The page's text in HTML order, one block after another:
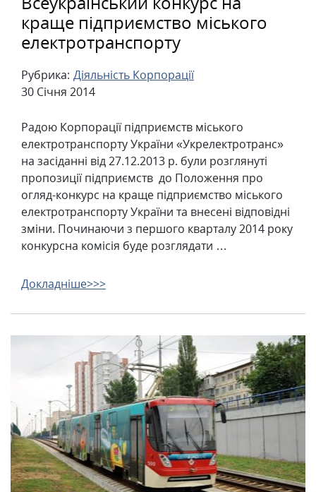
краще підприємство міського
електротранспорту
Рубрика: Діяльність Корпорації
30 Січня 2014
Радою Корпорації підприємств міського
електротранспорту України «Укрелектротранс»
на засіданні від 27.12.2013 р. були розглянуті
пропозиції підприємств до Положення про
огляд-конкурс на краще підприємство міського
електротранспорту України та внесені відповідні
зміни. Починаючи з першого кварталу 2014 року
конкурсна комісія буде розглядати …
Докладніше>>>